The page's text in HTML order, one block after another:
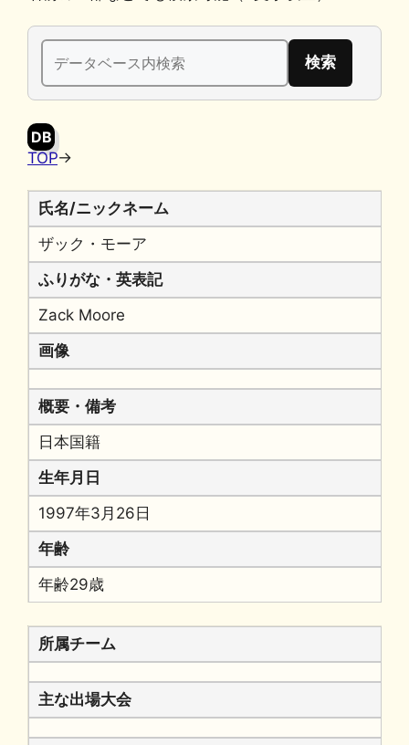
c
e
b
o
e
s
k
y
e
n
a
e
p
y
n
ai
l
検
索:
DB
TOP→
氏名/ニックネーム
ザック・モーア
ふりがな・英表記
Zack Moore
画像
概要・備考
日本国籍
生年月日
1997年3月26日
年齢
年齢29歳
所属チーム
主な出場大会